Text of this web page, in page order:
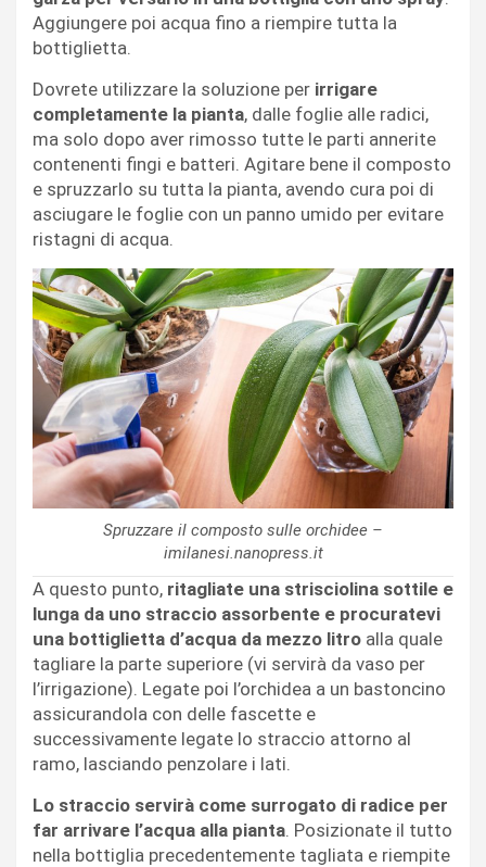
Aggiungere poi acqua fino a riempire tutta la
bottiglietta.
Dovrete utilizzare la soluzione per irrigare
completamente la pianta, dalle foglie alle radici,
ma solo dopo aver rimosso tutte le parti annerite
contenenti fingi e batteri. Agitare bene il composto
e spruzzarlo su tutta la pianta, avendo cura poi di
asciugare le foglie con un panno umido per evitare
ristagni di acqua.
Spruzzare il composto sulle orchidee –
imilanesi.nanopress.it
A questo punto, ritagliate una strisciolina sottile e
lunga da uno straccio assorbente e procuratevi
una bottiglietta d’acqua da mezzo litro alla quale
tagliare la parte superiore (vi servirà da vaso per
l’irrigazione). Legate poi l’orchidea a un bastoncino
assicurandola con delle fascette e
successivamente legate lo straccio attorno al
ramo, lasciando penzolare i lati.
Lo straccio servirà come surrogato di radice per
far arrivare l’acqua alla pianta. Posizionate il tutto
nella bottiglia precedentemente tagliata e riempite